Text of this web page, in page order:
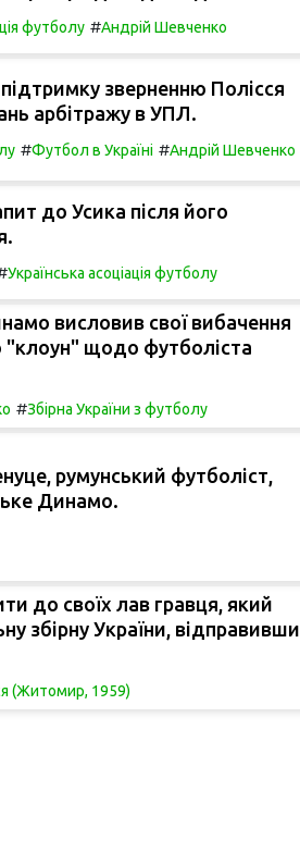
футболу #Андрій Шевченко
зверненню Полісся
арбітражу в УПЛ.
#Футбол в Україні #Андрій Шевченко
до Усика після його
Українська асоціація футболу
висловив свої вибачення
"клоун" щодо футболіста
#Збірна України з футболу
румунський футболіст,
Динамо.
до своїх лав гравця, який
збірну України, відправивши
(Житомир, 1959)